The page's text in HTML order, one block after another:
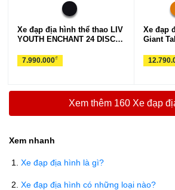
Xe đạp địa hình thể thao LIV
YOUTH ENCHANT 24 DISC
7.990.000₫
Xe đạp
Giant
Xem thêm 160 Xe đạp
Xem nhanh
Xe đạp địa hình là gì?
Xe đạp địa hình có những loại nào?